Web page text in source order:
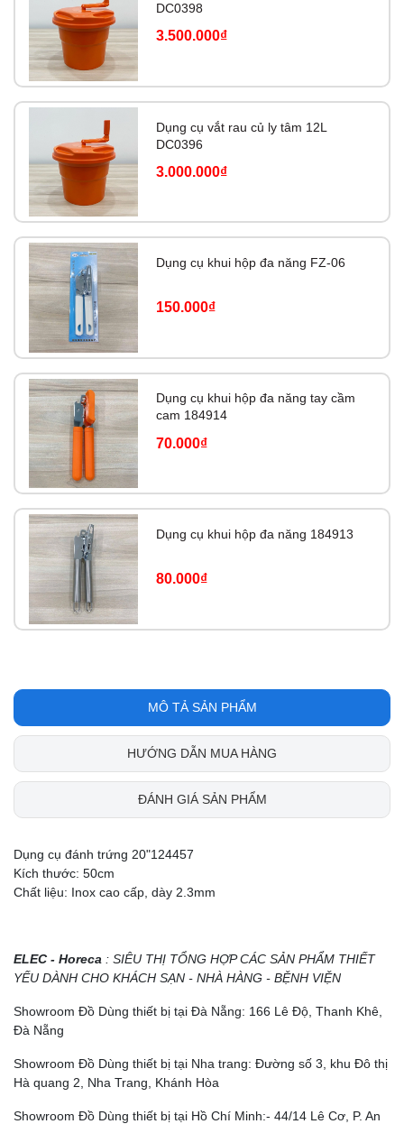
DC0398
3.500.000₫
Dụng cụ vắt rau củ ly tâm 12L
DC0396
3.000.000₫
Dụng cụ khui hộp đa năng FZ-06
150.000₫
Dụng cụ khui hộp đa năng tay cầm
cam 184914
70.000₫
Dụng cụ khui hộp đa năng 184913
80.000₫
MÔ TẢ SẢN PHẨM
HƯỚNG DẪN MUA HÀNG
ĐÁNH GIÁ SẢN PHẨM
Dụng cụ đánh trứng 20"124457
Kích thước: 50cm
Chất liệu: Inox cao cấp, dày 2.3mm
ELEC - Horeca : SIÊU THỊ TỔNG HỢP CÁC SẢN PHẨM THIẾT
YẾU DÀNH CHO KHÁCH SẠN - NHÀ HÀNG - BỆNH VIỆN
Showroom Đồ Dùng thiết bị tại Đà Nẵng: 166 Lê Độ, Thanh Khê,
Đà Nẵng
Showroom Đồ Dùng thiết bị tại Nha trang: Đường số 3, khu Đô thị
Hà quang 2, Nha Trang, Khánh Hòa
Showroom Đồ Dùng thiết bị tại Hồ Chí Minh:- 44/14 Lê Cơ, P. An